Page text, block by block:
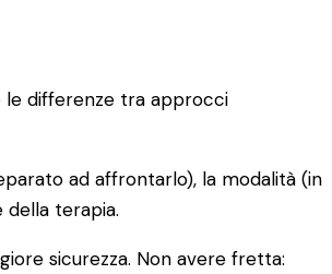
le differenze tra approcci
ad affrontarlo), la modalità (in
terapia.
sicurezza. Non avere fretta: